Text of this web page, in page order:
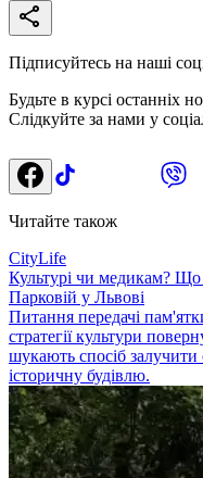
Підписуйтесь на наші
Будьте в курсі останніх
Слідкуйте за нами у
Читайте також
CityLife
Культурі чи медикам? Що
Парковій у Львові
Питання передачі
стратегії культури
шукають спосіб залучити
історичну будівлю.